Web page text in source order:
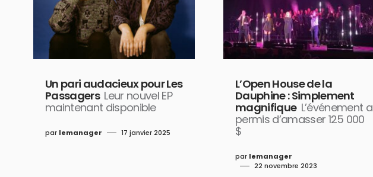
Un pari audacieux pour Les
Passagers Leur nouvel EP
maintenant disponible
par lemanager 17 janvier 2025
L’Open House de la
Dauphine : Simplement
magnifique L’événement a
permis d’amasser 125 000
$
par lemanager
22 novembre 2023